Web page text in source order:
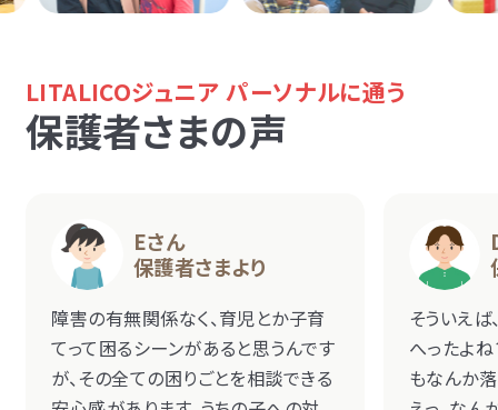
LITALICOジュニア パーソナルに通う
保護者さまの声
Eさん
保護者さまより
障害の有無関係なく、育児とか子育
てって困るシーンがあると思うんです
が、その全ての困りごとを相談できる
そういえ
へったよ
もなんか